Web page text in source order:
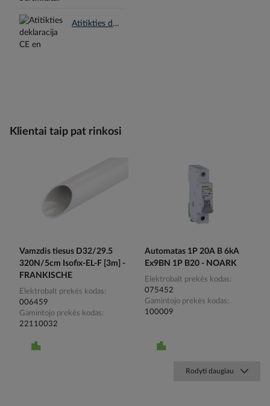
Atitikties deklaracija CE en.pdf
Klientai taip pat rinkosi
Vamzdis tiesus D32/29.5
320N/5cm Isofix-EL-F [3m] -
FRANKISCHE
Elektrobalt prekės kodas
006459
Gamintojo prekės kodas
22110032
Automatas 1P 20A B 6kA
Ex9BN 1P B20 - NOARK
Elektrobalt prekės kodas
075452
Gamintojo prekės kodas
100009
Rodyti daugiau